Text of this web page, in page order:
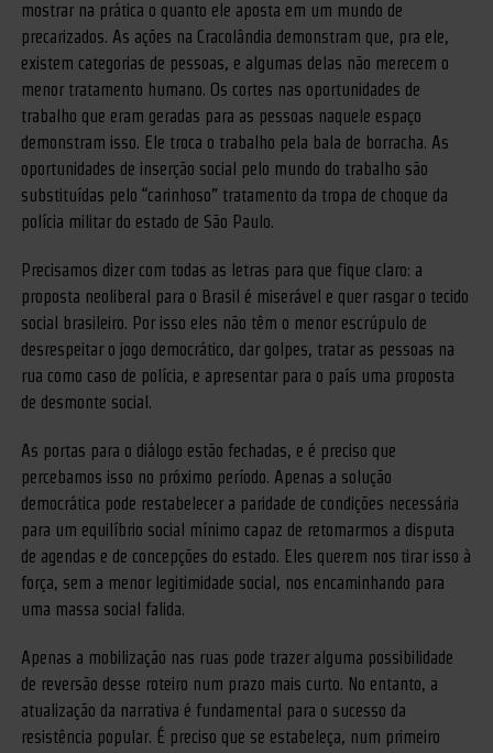
mostrar na prática o quanto ele aposta em um mundo de
precarizados. As ações na Cracolândia demonstram que, pra ele,
existem categorias de pessoas, e algumas delas não merecem o
menor tratamento humano. Os cortes nas oportunidades de
trabalho que eram geradas para as pessoas naquele espaço
demonstram isso. Ele troca o trabalho pela bala de borracha. As
oportunidades de inserção social pelo mundo do trabalho são
substituídas pelo “carinhoso” tratamento da tropa de choque da
polícia militar do estado de São Paulo.
Precisamos dizer com todas as letras para que fique claro: a
proposta neoliberal para o Brasil é miserável e quer rasgar o tecido
social brasileiro. Por isso eles não têm o menor escrúpulo de
desrespeitar o jogo democrático, dar golpes, tratar as pessoas na
rua como caso de polícia, e apresentar para o país uma proposta
de desmonte social.
As portas para o diálogo estão fechadas, e é preciso que
percebamos isso no próximo período. Apenas a solução
democrática pode restabelecer a paridade de condições necessária
para um equilíbrio social mínimo capaz de retomarmos a disputa
de agendas e de concepções do estado. Eles querem nos tirar isso à
força, sem a menor legitimidade social, nos encaminhando para
uma massa social falida.
Apenas a mobilização nas ruas pode trazer alguma possibilidade
de reversão desse roteiro num prazo mais curto. No entanto, a
atualização da narrativa é fundamental para o sucesso da
resistência popular. É preciso que se estabeleça, num primeiro